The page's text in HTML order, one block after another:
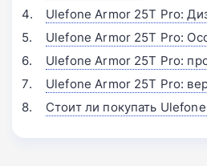
Ulefone Armor 25T Pro:
Ulefone Armor 25T Pro:
Ulefone Armor 25T Pro:
Ulefone Armor 25T Pro:
Стоит ли покупать